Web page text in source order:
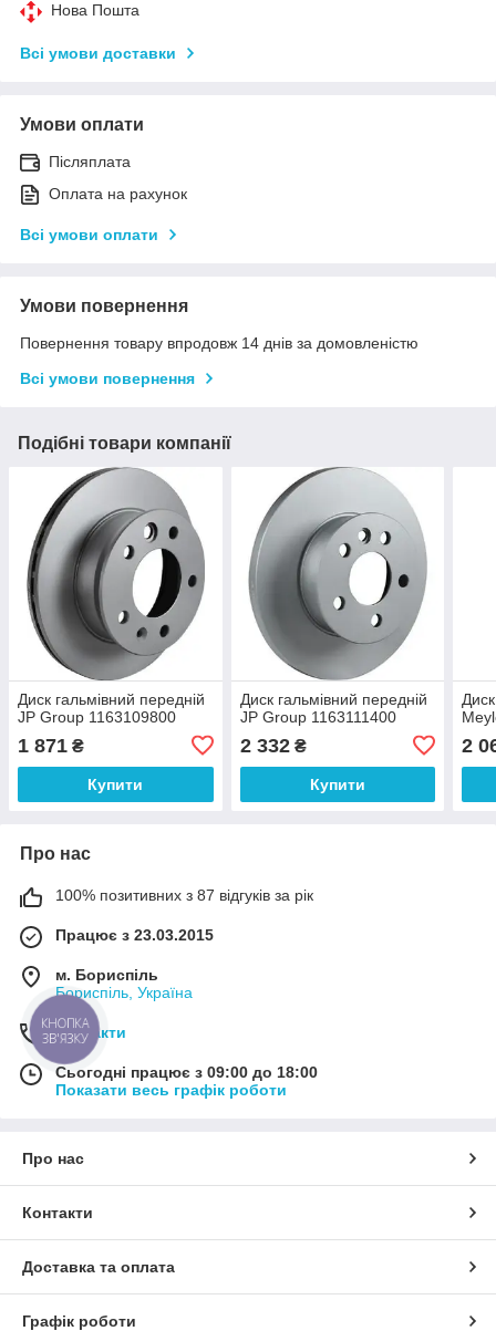
Нова Пошта
Всі умови доставки
Умови оплати
Післяплата
Оплата на рахунок
Всі умови оплати
Умови повернення
Повернення товару впродовж 14 днів за домовленістю
Всі умови повернення
Подібні товари компанії
Диск гальмівний передній
JP Group 1163109800
1 871 ₴
Купити
Диск гальмівний передній
JP Group 1163111400
2 332₴
Купити
2
Про нас
100% позитивних з 87 відгуків за рік
Працює з 23.03.2015
м. Бориспіль
Бориспіль, Україна
Контакти
Сьогодні працює з 09:00 до 18:00
Показати весь графік роботи
Про нас
Контакти
Доставка та оплата
Графік роботи
КНОПКА
ЗВ'ЯЗКУ